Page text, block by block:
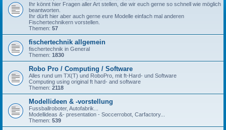
Ihr könnt hier Fragen aller Art stellen, die wir euch gerne so schnell wie möglich
beantworten.
Ihr dürft hier aber auch gerne eure Modelle einfach mal anderen
Fischertechnikern vorstellen.
Themen: 57
fischertechnik allgemein
fischertechnik in General
Themen: 1830
Robo Pro / Computing / Software
Alles rund um TX(T) und RoboPro, mit ft-Hard- und Software
Computing using original ft hard- and software
Themen: 2118
Modellideen & -vorstellung
Fussballroboter, Autofabrik...
Modellideas &- presentation - Soccerrobot, Carfactory...
Themen: 539